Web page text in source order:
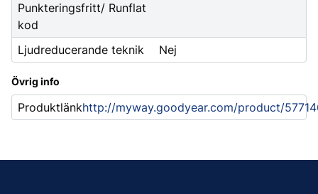
Punkteringsfritt/ Runflat
kod
Ljudreducerande teknik
Nej
Övrig info
Produktlänkhttp://myway.goodyear.com/product/